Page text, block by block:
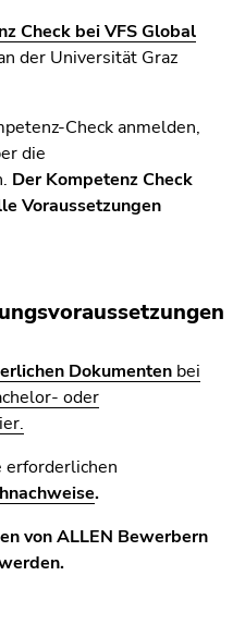
Check bei VFS Global
der Universität Graz
Check anmelden,
die
Der Kompetenz Check
Voraussetzungen
Dokumenten bei
oder
erforderlichen
.
von ALLEN Bewerbern